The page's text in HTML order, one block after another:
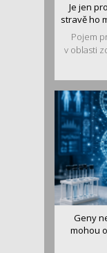
Je jen
stravě ho
Pojem
v oblasti
Geny
mohou